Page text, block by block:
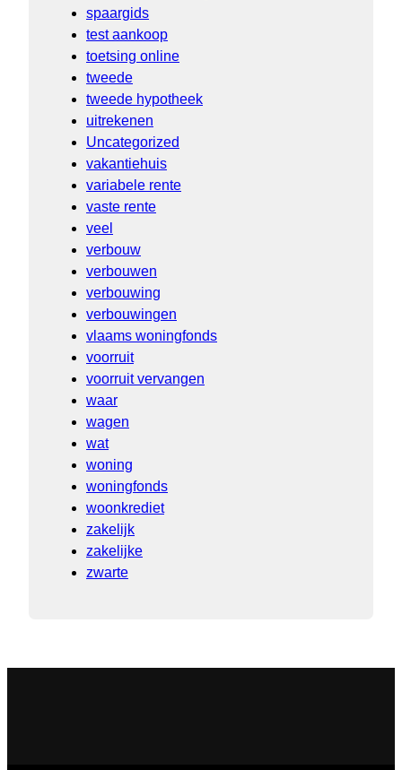
spaargids
test aankoop
toetsing online
tweede
tweede hypotheek
uitrekenen
Uncategorized
vakantiehuis
variabele rente
vaste rente
veel
verbouw
verbouwen
verbouwing
verbouwingen
vlaams woningfonds
voorruit
voorruit vervangen
waar
wagen
wat
woning
woningfonds
woonkrediet
zakelijk
zakelijke
zwarte